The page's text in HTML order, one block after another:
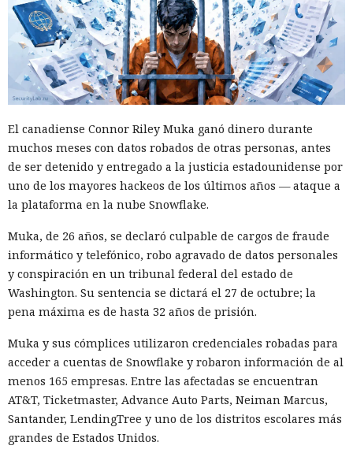
no simplemente en participantes de la competencia de
mercado.
por muerto a Next.js: la versión
16.3 pulveriza los récords de
rendimiento.
12:01 / 07.08.2026
Ingenieros reducen en un 90% el consumo de memoria
RAM y aceleran la compilación 2,3 veces.
Los desarrolladores, que durante años soportaron fallos
repentinos de Node.js al compilar aplicaciones complejas,
El canadiense Connor Riley Muka ganó dinero durante
muchos meses con datos robados de otras personas, antes
de ser detenido y entregado a la justicia estadounidense por
uno de los mayores hackeos de los últimos años — ataque a
la plataforma en la nube Snowflake.
Muka, de 26 años, se declaró culpable de cargos de fraude
informático y telefónico, robo agravado de datos personales
y conspiración en un tribunal federal del estado de
Washington. Su sentencia se dictará el 27 de octubre; la
pena máxima es de hasta 32 años de prisión.
Muka y sus cómplices utilizaron credenciales robadas para
acceder a cuentas de Snowflake y robaron información de al
menos 165 empresas. Entre las afectadas se encuentran
AT&T, Ticketmaster, Advance Auto Parts, Neiman Marcus,
Santander, LendingTree y uno de los distritos escolares más
grandes de Estados Unidos.